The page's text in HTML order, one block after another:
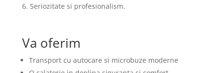
6. Seriozitate si profesionalism.
Va oferim
Transport cu autocare si microbuze moderne